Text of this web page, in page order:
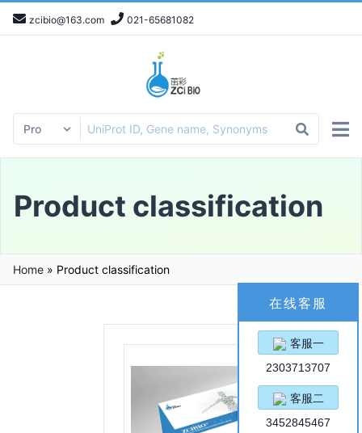
zcibio@163.com 021-65681082
Product classification
Home » Product classification
在线客服
客服一
2303713707
客服二
3452845467